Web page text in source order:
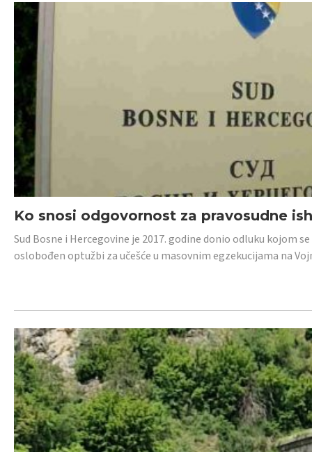
Ko snosi odgovornost za pravosudne
Sud Bosne i Hercegovine je 2017. godine donio odluku kojom
oslobođen optužbi za učešće u masovnim egzekucijama na